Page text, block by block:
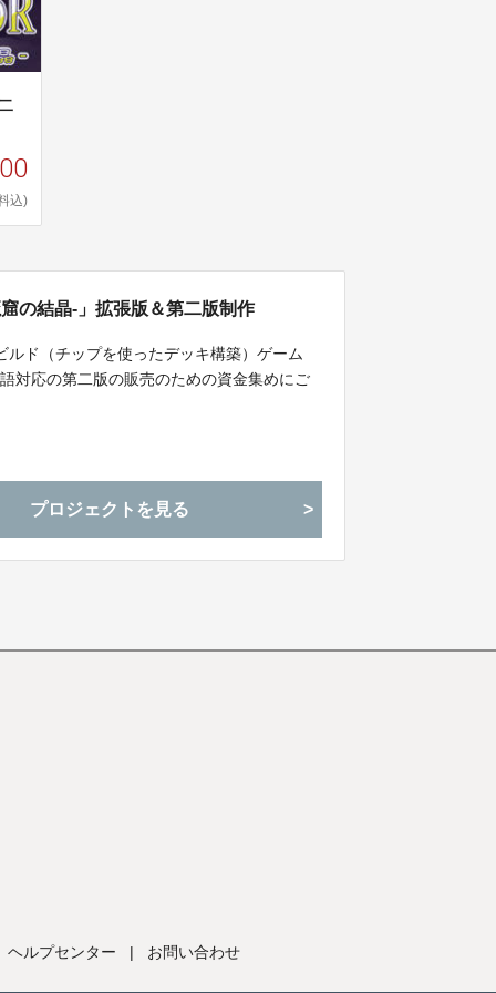
込)
の結晶-」拡張版＆第二版制作
ド（チップを使ったデッキ構築）ゲーム
対応の第二版の販売のための資金集めにご
プロジェクトを見る
ヘルプセンター | お問い合わせ